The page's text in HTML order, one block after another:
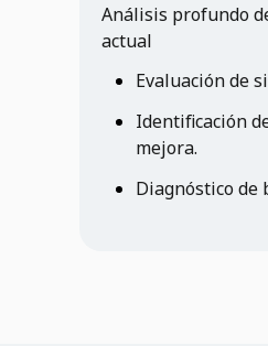
Análisis profundo
actual
Evaluación de
Identificación
mejora.
Diagnóstico de